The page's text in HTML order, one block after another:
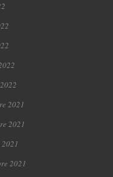
2021
2021
2021